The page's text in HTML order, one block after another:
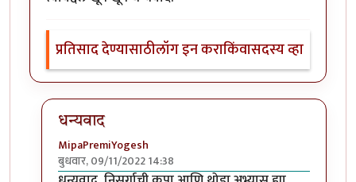
प्रतिसाद देण्यासाठीलॉग इन कराकिंवासदस्य व्हा
धन्यवाद
MipaPremiYogesh
बुधवार, 09/11/2022 14:38